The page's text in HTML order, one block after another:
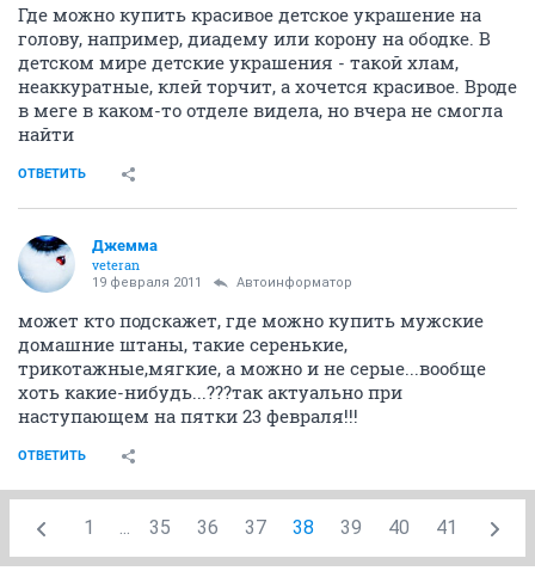
Где можно купить красивое детское украшение на
голову, например, диадему или корону на ободке. В
детском мире детские украшения - такой хлам,
неаккуратные, клей торчит, а хочется красивое. Вроде
в меге в каком-то отделе видела, но вчера не смогла
найти
ОТВЕТИТЬ
Джемма
veteran
19 февраля 2011 Автоинформатор
может кто подскажет, где можно купить мужские
домашние штаны, такие серенькие,
трикотажные,мягкие, а можно и не серые...вообще
хоть какие-нибудь...???так актуально при
наступающем на пятки 23 февраля!!!
ОТВЕТИТЬ
1 ... 35 36 37 38 39 40 41